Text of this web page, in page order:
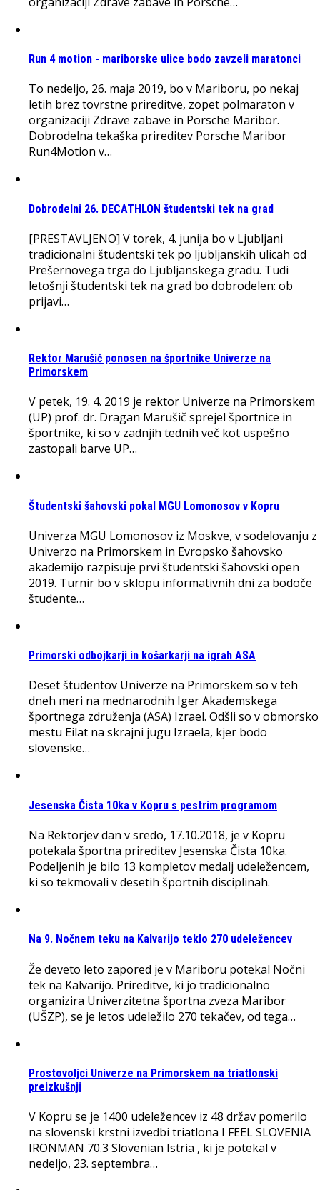
Run 4 motion - mariborske ulice bodo zavzeli maratonci
To nedeljo, 26. maja 2019, bo v Mariboru, po nekaj
letih brez tovrstne prireditve, zopet polmaraton v
organizaciji Zdrave zabave in Porsche Maribor.
Dobrodelna tekaška prireditev Porsche Maribor
Run4Motion v…
Dobrodelni 26. DECATHLON študentski tek na grad
[PRESTAVLJENO] V torek, 4. junija bo v Ljubljani
tradicionalni študentski tek po ljubljanskih ulicah od
Prešernovega trga do Ljubljanskega gradu. Tudi
letošnji študentski tek na grad bo dobrodelen: ob
prijavi…
Rektor Marušič ponosen na športnike Univerze na
Primorskem
V petek, 19. 4. 2019 je rektor Univerze na Primorskem
(UP) prof. dr. Dragan Marušič sprejel športnice in
športnike, ki so v zadnjih tednih več kot uspešno
zastopali barve UP…
Študentski šahovski pokal MGU Lomonosov v Kopru
Univerza MGU Lomonosov iz Moskve, v sodelovanju z
Univerzo na Primorskem in Evropsko šahovsko
akademijo razpisuje prvi študentski šahovski open
2019. Turnir bo v sklopu informativnih dni za bodoče
študente…
Primorski odbojkarji in košarkarji na igrah ASA
Deset študentov Univerze na Primorskem so v teh
dneh meri na mednarodnih Iger Akademskega
športnega združenja (ASA) Izrael. Odšli so v obmorsko
mestu Eilat na skrajni jugu Izraela, kjer bodo
slovenske…
Jesenska Čista 10ka v Kopru s pestrim programom
Na Rektorjev dan v sredo, 17.10.2018, je v Kopru
potekala športna prireditev Jesenska Čista 10ka.
Podeljenih je bilo 13 kompletov medalj udeležencem,
ki so tekmovali v desetih športnih disciplinah.
Na 9. Nočnem teku na Kalvarijo teklo 270 udeležencev
Že deveto leto zapored je v Mariboru potekal Nočni
tek na Kalvarijo. Prireditve, ki jo tradicionalno
organizira Univerzitetna športna zveza Maribor
(UŠZP), se je letos udeležilo 270 tekačev, od tega…
Prostovoljci Univerze na Primorskem na triatlonski
preizkušnji
V Kopru se je 1400 udeležencev iz 48 držav pomerilo
na slovenski krstni izvedbi triatlona I FEEL SLOVENIA
IRONMAN 70.3 Slovenian Istria , ki je potekal v
nedeljo, 23. septembra…